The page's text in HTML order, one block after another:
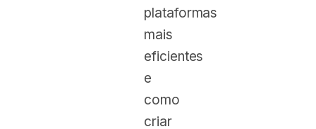
plataformas
mais
eficientes
e
como
criar